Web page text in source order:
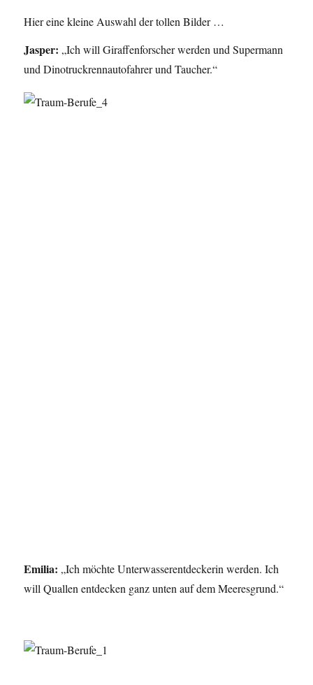
Hier eine kleine Auswahl der tollen Bilder …
Jasper: „Ich will Giraffenforscher werden und Supermann
und Dinotruckrennautofahrer und Taucher.“
Emilia: „Ich möchte Unterwasserentdeckerin werden. Ich
will Quallen entdecken ganz unten auf dem Meeresgrund.“